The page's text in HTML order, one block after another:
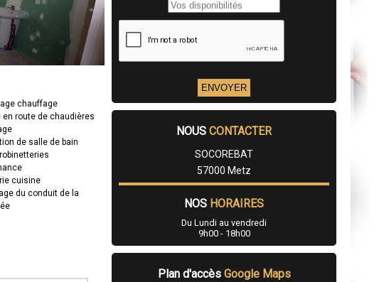
chauffage
en route de chaudières
de salle de bain
cuisine
du conduit de la
NOUS CONTACTER
SOCOREBAT
57000 Metz
NOS HORAIRES
Du Lundi au vendredi
9h00 - 18h00
Plan d'accès Google Maps